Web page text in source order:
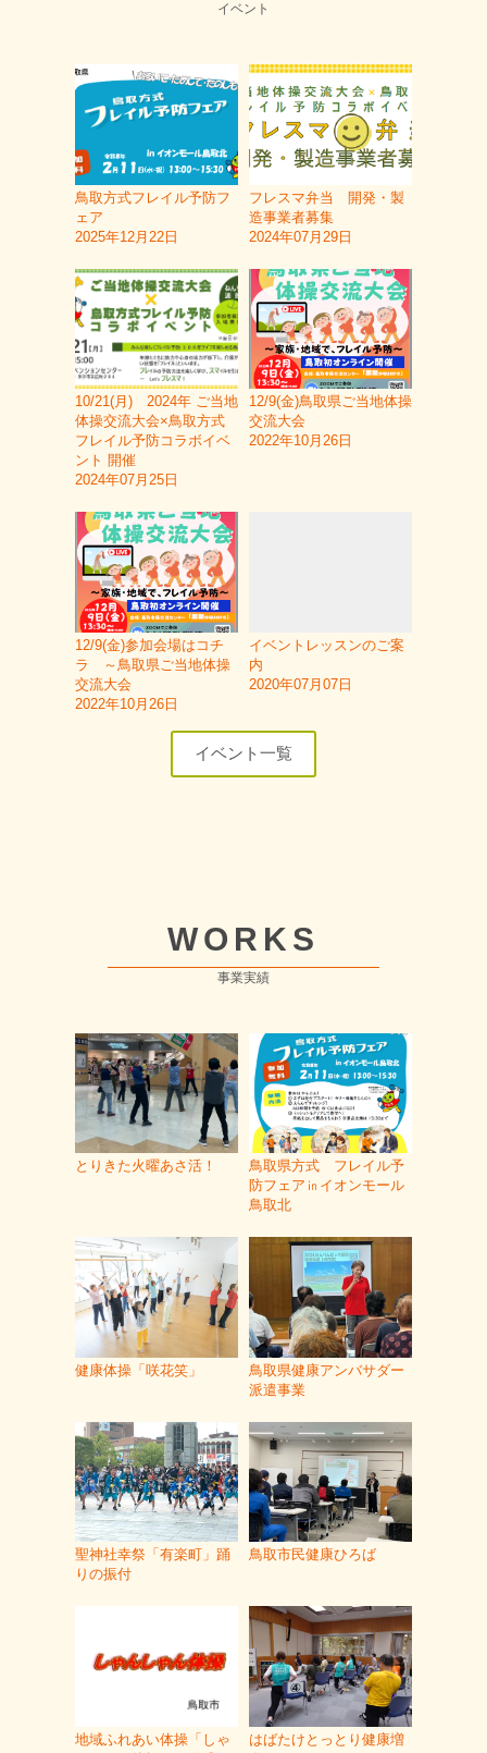
イベント
鳥取方式フレイル予防フ
ェア
2025年12月22日
フレスマ弁当 開発・製
造事業者募集
2024年07月29日
10/21(月) 2024年 ご当地
体操交流大会×鳥取方式
フレイル予防コラボイベ
ント 開催
2024年07月25日
12/9(金)鳥取県ご当地体操
交流大会
2022年10月26日
12/9(金)参加会場はコチ
ラ ～鳥取県ご当地体操
交流大会
2022年10月26日
イベントレッスンのご案
内
2020年07月07日
イベント一覧
WORKS
事業実績
とりきた火曜あさ活！
鳥取県方式 フレイル予
防フェア㏌イオンモール
鳥取北
健康体操「咲花笑」
鳥取県健康アンバサダー
派遣事業
聖神社幸祭「有楽町」踊
りの振付
鳥取市民健康ひろば
地域ふれあい体操「しゃ
はばたけとっとり健康増